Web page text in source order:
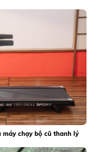
máy chạy bộ cũ thanh lý